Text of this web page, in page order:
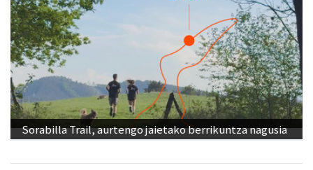
Sorabilla Trail, aurtengo jaietako berrikuntza nagusia